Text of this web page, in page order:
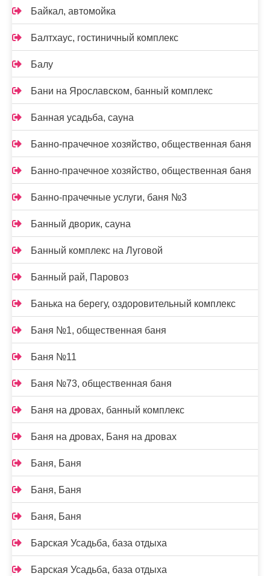
Байкал, автомойка
Балтхаус, гостиничный комплекс
Балу
Бани на Ярославском, банный комплекс
Банная усадьба, сауна
Банно-прачечное хозяйство, общественная баня
Банно-прачечное хозяйство, общественная баня
Банно-прачечные услуги, баня №3
Банный дворик, сауна
Банный комплекс на Луговой
Банный рай, Паровоз
Банька на берегу, оздоровительный комплекс
Баня №1, общественная баня
Баня №11
Баня №73, общественная баня
Баня на дровах, банный комплекс
Баня на дровах, Баня на дровах
Баня, Баня
Баня, Баня
Баня, Баня
Барская Усадьба, база отдыха
Барская Усадьба, база отдыха